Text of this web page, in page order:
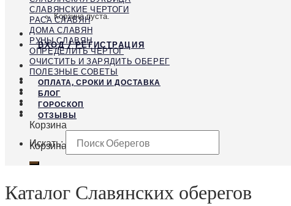
Корзина пуста.
ВХОД / РЕГИСТРАЦИЯ
Корзина
Корзина пуста.
СЛАВЯНСКИЕ ЧЕРТОГИ
РАСА СЛАВЯН
ДОМА СЛАВЯН
РУНЫ СЛАВЯН
ОПРЕДЕЛИТЬ ЧЕРТОГ
ОЧИСТИТЬ И ЗАРЯДИТЬ ОБЕРЕГ
ПОЛЕЗНЫЕ СОВЕТЫ
ОПЛАТА, СРОКИ И ДОСТАВКА
БЛОГ
ГОРОСКОП
ОТЗЫВЫ
Искать:
Каталог Славянских оберегов